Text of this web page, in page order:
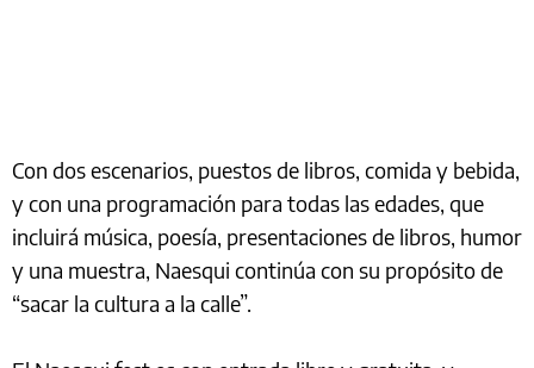
Con dos escenarios, puestos de libros, comida y bebida,
y con una programación para todas las edades, que
incluirá música, poesía, presentaciones de libros, humor
y una muestra, Naesqui continúa con su propósito de
“sacar la cultura a la calle”.